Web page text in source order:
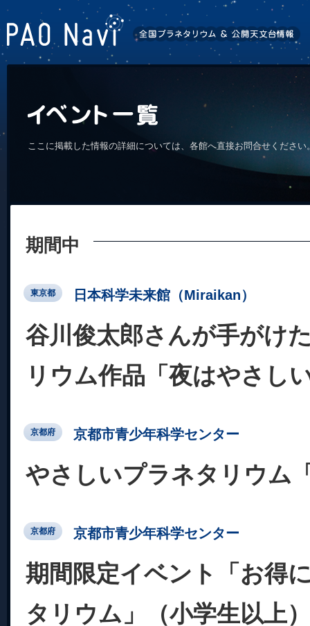
ここに掲載した情報の詳細については、各館へ直接お問合せくださ
期間中
東京都 日本科学未来館（Miraikan）
谷川俊太郎さんが手がけ
リウム作品「夜はやさし
京都府 京都市青少年科学センター
やさしいプラネタリウム
京都府 京都市青少年科学センター
期間限定イベント「お得
タリウム」（小学生以